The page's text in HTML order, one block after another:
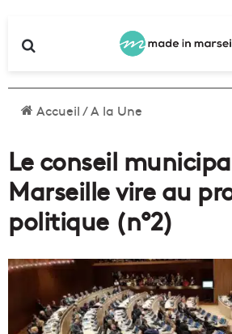
Accueil/A la Une
Le conseil
Marseille vire au
politique (n°2)